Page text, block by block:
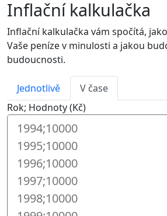
Inflační kalkulačka
Inflační kalkulačka vám spočítá,
Vaše peníze v minulosti a jakou
budoucnosti.
Jednotlivě
V čase
Rok; Hodnoty (Kč)